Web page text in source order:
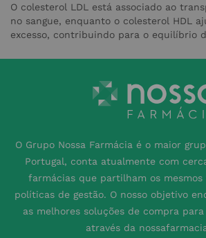
O colesterol LDL está associado ao
no sangue, enquanto o colesterol HDL
excesso, contribuindo para o equilíbrio
O Grupo Nossa Farmácia é o maior
Portugal, conta atualmente com
farmácias que partilham os mesmos
políticas de gestão. O nosso objetivo
as melhores soluções de compra
através da